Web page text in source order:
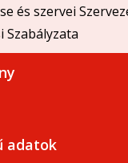
és szervei
Szabályzata
adatok